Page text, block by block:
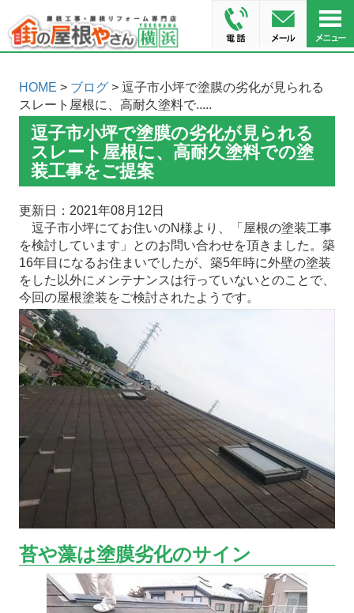
HOME > ブログ> 逗子市小坪で塗膜の劣化が見られる
スレート屋根に、高耐久塗料で.....
逗子市小坪で塗膜の劣化が見られる
スレート屋根に、高耐久塗料での塗
装工事をご提案
更新日：2021年08月12日
逗子市小坪にてお住いのN様より、「屋根の塗装工事
を検討しています」とのお問い合わせを頂きました。築
16年目になるお住まいでしたが、築5年時に外壁の塗装
をした以外にメンテナンスは行っていないとのことで、
今回の屋根塗装をご検討されたようです。
苔や藻は塗膜劣化のサイン